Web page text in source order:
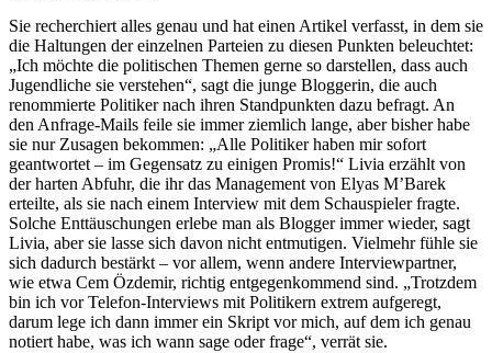
Sie recherchiert alles genau und hat einen Artikel verfasst, in dem sie
die Haltungen der einzelnen Parteien zu diesen Punkten beleuchtet:
„Ich möchte die politischen Themen gerne so darstellen, dass auch
Jugendliche sie verstehen“, sagt die junge Bloggerin, die auch
renommierte Politiker nach ihren Standpunkten dazu befragt. An
den Anfrage-Mails feile sie immer ziemlich lange, aber bisher habe
sie nur Zusagen bekommen: „Alle Politiker haben mir sofort
geantwortet – im Gegensatz zu einigen Promis!“ Livia erzählt von
der harten Abfuhr, die ihr das Management von Elyas M’Barek
erteilte, als sie nach einem Interview mit dem Schauspieler fragte.
Solche Enttäuschungen erlebe man als Blogger immer wieder, sagt
Livia, aber sie lasse sich davon nicht entmutigen. Vielmehr fühle sie
sich dadurch bestärkt – vor allem, wenn andere Interviewpartner,
wie etwa Cem Özdemir, richtig entgegenkommend sind. „Trotzdem
bin ich vor Telefon-Interviews mit Politikern extrem aufgeregt,
darum lege ich dann immer ein Skript vor mich, auf dem ich genau
notiert habe, was ich wann sage oder frage“, verrät sie.